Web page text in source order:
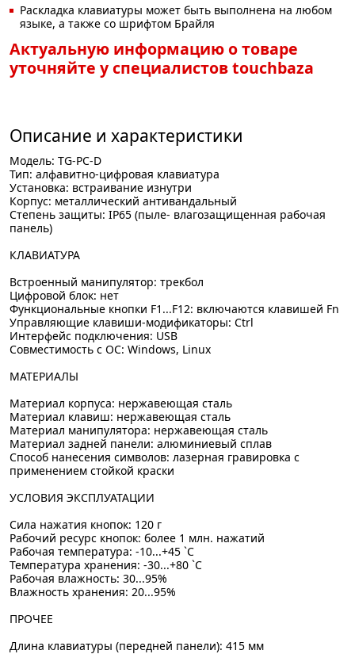
Раскладка клавиатуры может быть выполнена на любом
языке, а также со шрифтом Брайля
Актуальную информацию о товаре
уточняйте у специалистов touchbaza
Описание и характеристики
Модель: TG-PC-D
Тип: алфавитно-цифровая клавиатура
Установка: встраивание изнутри
Корпус: металлический антивандальный
Степень защиты: IP65 (пыле- влагозащищенная рабочая
панель)
КЛАВИАТУРА
Встроенный манипулятор: трекбол
Цифровой блок: нет
Функциональные кнопки F1...F12: включаются клавишей Fn
Управляющие клавиши-модификаторы: Ctrl
Интерфейс подключения: USB
Совместимость с ОС: Windows, Linux
МАТЕРИАЛЫ
Материал корпуса: нержавеющая сталь
Материал клавиш: нержавеющая сталь
Материал манипулятора: нержавеющая сталь
Материал задней панели: алюминиевый сплав
Способ нанесения символов: лазерная гравировка с
применением стойкой краски
УСЛОВИЯ ЭКСПЛУАТАЦИИ
Сила нажатия кнопок: 120 г
Рабочий ресурс кнопок: более 1 млн. нажатий
Рабочая температура: -10...+45 `C
Температура хранения: -30...+80 `C
Рабочая влажность: 30...95%
Влажность хранения: 20...95%
ПРОЧЕЕ
Длина клавиатуры (передней панели): 415 мм